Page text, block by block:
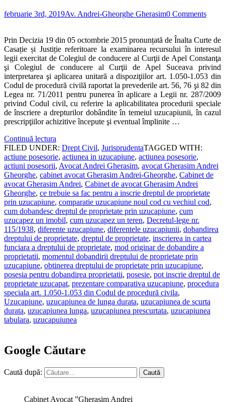
februarie 3rd, 2019Av. Andrei-Gheorghe Gherasim0 Comments
Prin Decizia 19 din 05 octombrie 2015 pronunțată de Înalta Curte de
Casație și Justiție referitoare la examinarea recursului în interesul
legii exercitat de Colegiul de conducere al Curţii de Apel Constanţa
şi Colegiul de conducere al Curţii de Apel Suceava privind
interpretarea şi aplicarea unitară a dispoziţiilor art. 1.050-1.053 din
Codul de procedură civilă raportat la prevederile art. 56, 76 şi 82 din
Legea nr. 71/2011 pentru punerea în aplicare a Legii nr. 287/2009
privind Codul civil, cu referire la aplicabilitatea procedurii speciale
de înscriere a drepturilor dobândite în temeiul uzucapiunii, în cazul
prescripţiilor achizitive începute şi eventual împlinite …
Continuă lectura
FILED UNDER: Drept Civil, JurisprudentaTAGGED WITH:
actiune posesorie, actiunea in uzucapiune, actiunea posesorie,
actiuni posesorii, Avocat Andrei Gherasim, avocat Gherasim Andrei
Gheorghe, cabinet avocat Gherasim Andrei-Gheorghe, Cabinet de
avocat Gherasim Andrei, Cabinet de avocat Gherasim Andrei
Gheorghe, ce trebuie sa fac pentru a inscrie dreptul de proprietate
prin uzucapiune, comparatie uzucapiune noul cod cu vechiul cod,
cum dobandesc dreptul de proprietate prin uzucapiune, cum
uzucapez un imobil, cum uzucapez un teren, Decretul-lege nr.
115/1938, diferente uzucapiune, diferentele uzucapiunii, dobandirea
dreptului de proprietate, dreptul de proprietate, inscrierea in cartea
funciara a dreptului de proprietate, mod originar de dobandire a
proprietatii, momentul dobandirii dreptului de proprietate prin
uzucapiune, obtinerea dreptului de proprietate prin uzucapiune,
posesia pentru dobandirea proprietatii, posesie, pot inscrie dreptul de
proprietate uzucapat, prezentare comparativa uzucapiune, procedura
speciala art. 1.050-1.053 din Codul de procedură civila,
Uzucapiune, uzucapiunea de lunga durata, uzucapiunea de scurta
durata, uzucapiunea lunga, uzucapiunea prescurtata, uzucapiunea
tabulara, uzucapuiunea
Google Căutare
Caută după:
Cabinet Avocat ”Gherasim Andrei